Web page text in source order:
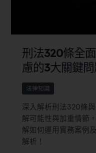
刑法320條全
慮的3大關鍵
法律知識
深入解析刑法320條
解可能性與加重情節
解如何運用實務案例
解析！